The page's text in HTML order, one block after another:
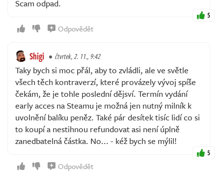
Scam odpad.
5
Odpovědět
Shigi čtvrtek, 2. 11., 9:42
Taky bych si moc přál, aby to zvládli, ale ve světle
všech těch kontraverzí, které provázely vývoj spíše
čekám, že je tohle poslední dějsví. Termín vydání
early acces na Steamu je možná jen nutný milník k
uvolnění balíku peněz. Také pár desítek tisíc lidí co si
to koupí a nestihnou refundovat asi není úplně
zanedbatelná částka. No... - kéž bych se mýlil!
5
Odpovědět